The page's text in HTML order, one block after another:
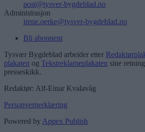
post@tysver-bygdeblad.no
Administrasjon
irene.oerke@tysver-bygdeblad.no
Bli abonnent
Tysvær Bygdeblad arbeider etter
plakaten og Tekstreklameplakaten sine
presseskikk.
Redaktør: Alf-Einar Kvalavåg
Personvernerklæring
Powered by Appex Publish